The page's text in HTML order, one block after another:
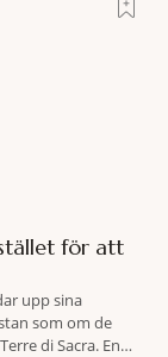
för att
upp sina
som om de
di Sacra. En